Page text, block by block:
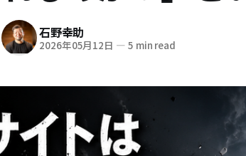
石野幸助
2026年05月12日 — 5 min read